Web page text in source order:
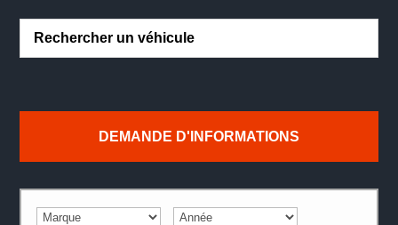
DEMANDE D'INFORMATIONS